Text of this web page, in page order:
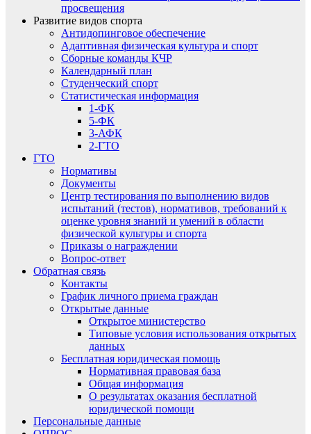
просвещения
Развитие видов спорта
Антидопинговое обеспечение
Адаптивная физическая культура и спорт
Сборные команды КЧР
Календарный план
Студенческий спорт
Статистическая информация
1-ФК
5-ФК
3-АФК
2-ГТО
ГТО
Нормативы
Документы
Центр тестирования по выполнению видов
испытаний (тестов), нормативов, требований к
оценке уровня знаний и умений в области
физической культуры и спорта
Приказы о награждении
Вопрос-ответ
Обратная связь
Контакты
График личного приема граждан
Открытые данные
Открытое министерство
Типовые условия использования открытых
данных
Бесплатная юридическая помощь
Нормативная правовая база
Общая информация
О результатах оказания бесплатной
юридической помощи
Персональные данные